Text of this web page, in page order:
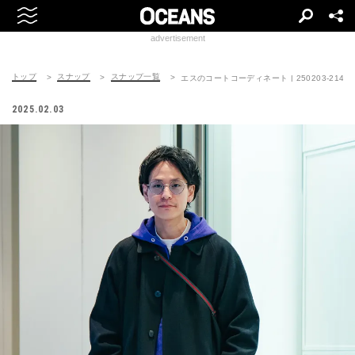
advertisement
トップ スナップ スナップ一覧 エスのコートコーディネート | 250203-2144-
2025.02.03